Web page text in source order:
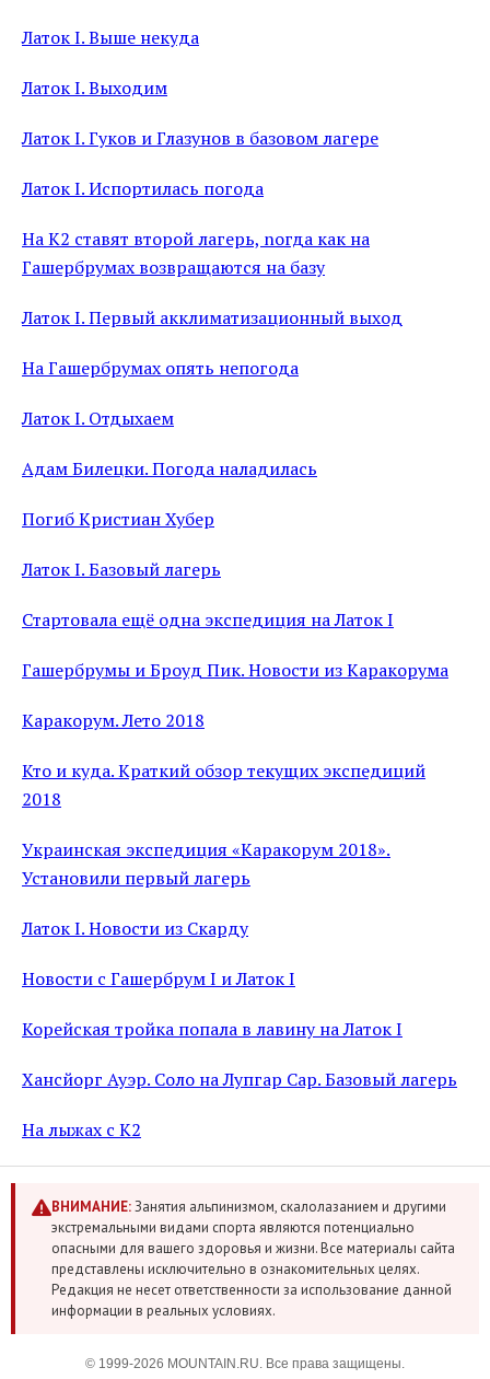
Латок I. Выше некуда
Латок I. Выходим
Латок I. Гуков и Глазунов в базовом лагере
Латок I. Испортилась погода
На К2 ставят второй лагерь, nогда как на
Гашербрумах возвращаются на базу
Латок I. Первый акклиматизационный выход
На Гашербрумах опять непогода
Латок I. Отдыхаем
Адам Билецки. Погода наладилась
Погиб Кристиан Хубер
Латок I. Базовый лагерь
Стартовала ещё одна экспедиция на Латок I
Гашербрумы и Броуд Пик. Новости из Каракорума
Каракорум. Лето 2018
Кто и куда. Краткий обзор текущих экспедиций
2018
Украинская экспедиция «Каракорум 2018».
Установили первый лагерь
Латок I. Новости из Скарду
Новости с Гашербрум I и Латок I
Корейская тройка попала в лавину на Латок I
Хансйорг Ауэр. Соло на Лупгар Сар. Базовый лагерь
На лыжах с К2
ВНИМАНИЕ:Занятия альпинизмом, скалолазанием и другими
экстремальными видами спорта являются потенциально
опасными для вашего здоровья и жизни. Все материалы сайта
представлены исключительно в ознакомительных целях.
Редакция не несет ответственности за использование данной
информации в реальных условиях.
© 1999-2026 MOUNTAIN.RU. Все права защищены.